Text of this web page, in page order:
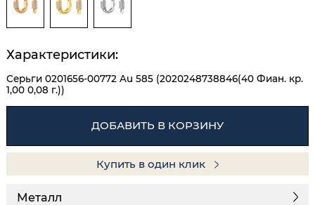
Характеристики:
Серьги 0201656-00772 Au 585 (2020248738846(40 Фиан. кр.
1,00 0,08 г.))
ДОБАВИТЬ В КОРЗИНУ
Купить в один клик
Металл